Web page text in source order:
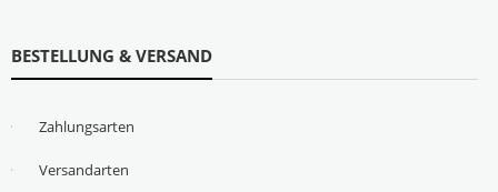
BESTELLUNG & VERSAND
Zahlungsarten
Versandarten